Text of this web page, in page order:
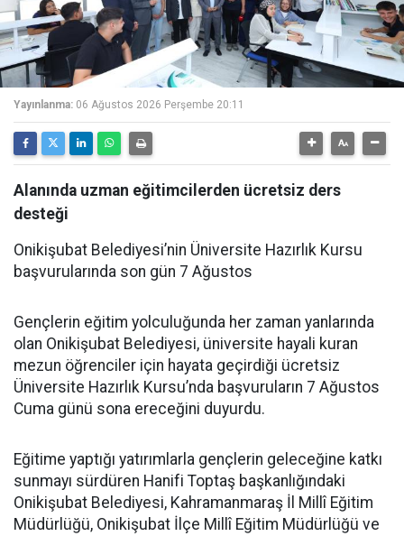
Yayınlanma: 06 Ağustos 2026 Perşembe 20:11
Alanında uzman eğitimcilerden ücretsiz ders
desteği
Onikişubat Belediyesi’nin Üniversite Hazırlık Kursu
başvurularında son gün 7 Ağustos
Gençlerin eğitim yolculuğunda her zaman yanlarında
olan Onikişubat Belediyesi, üniversite hayali kuran
mezun öğrenciler için hayata geçirdiği ücretsiz
Üniversite Hazırlık Kursu’nda başvuruların 7 Ağustos
Cuma günü sona ereceğini duyurdu.
Eğitime yaptığı yatırımlarla gençlerin geleceğine katkı
sunmayı sürdüren Hanifi Toptaş başkanlığındaki
Onikişubat Belediyesi, Kahramanmaraş İl Millî Eğitim
Müdürlüğü, Onikişubat İlçe Millî Eğitim Müdürlüğü ve